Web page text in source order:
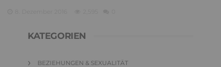
KATEGORIEN
BEZIEHUNGEN & SEXUALITÄT